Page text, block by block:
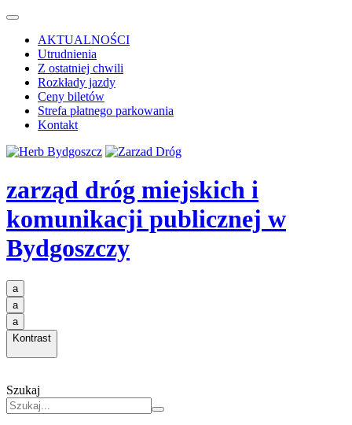
AKTUALNOŚCI
Utrudnienia
Z ostatniej chwili
Rozkłady jazdy
Ceny biletów
Strefa płatnego parkowania
Kontakt
zarząd dróg miejskich i
komunikacji publicznej w
Bydgoszczy
a
a
a
Kontrast
Szukaj